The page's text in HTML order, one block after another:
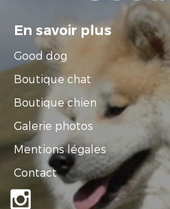
En savoir plus
Good dog
Boutique chat
Boutique chien
Galerie photos
Mentions légales
Contact